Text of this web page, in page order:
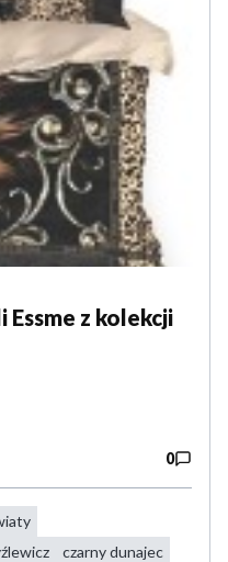
z kolekcji
0
czarny dunajec